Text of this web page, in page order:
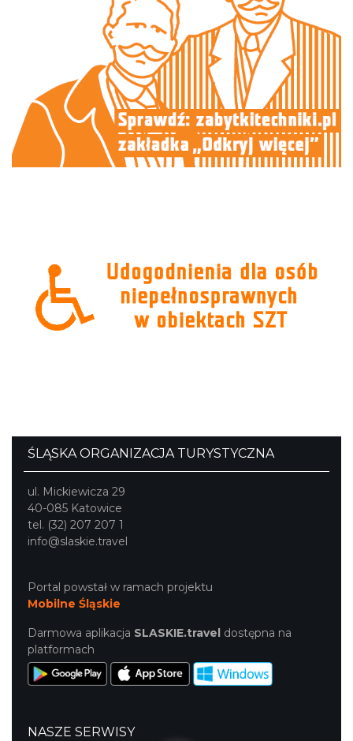
ŚLĄSKA ORGANIZACJA TURYSTYCZNA
ul. Mickiewicza 29
40-085 Katowice
tel. (32) 207 207 1
info@slaskie.travel
Portal powstał w ramach projektu
Mobilne Śląskie
Darmowa aplikacja SLASKIE.travel dostępna na
platformach
NASZE SERWISY